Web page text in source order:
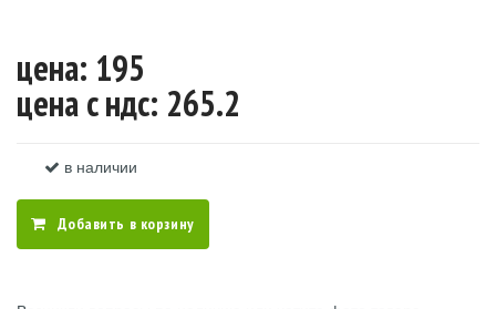
цена: 195
цена c ндс: 265.2
в наличии
Добавить в корзину